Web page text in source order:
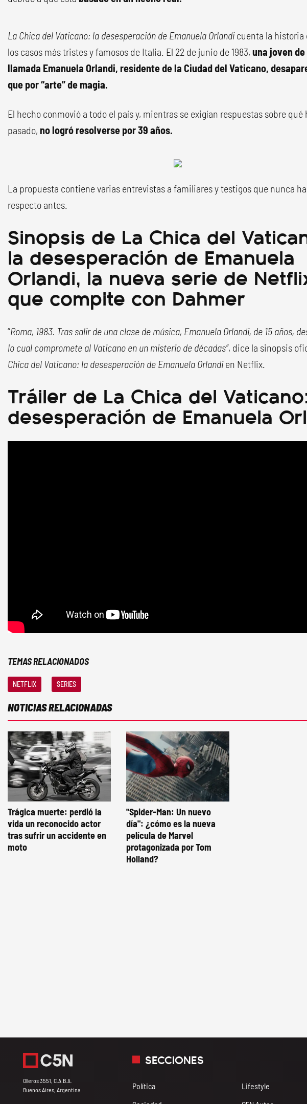
La Chica del Vaticano: la desesperación de Emanuela Orlandicuenta la historia
los casos más tristes y famosos de Italia. El 22 de junio de 1983, una joven de
llamada Emanuela Orlandi, residente de la Ciudad del Vaticano,
que por “arte” de magia.
El hecho conmovió a todo el país y, mientras se exigían respuestas sobre qué
pasado, no logró resolverse por 39 años.
La propuesta contiene varias entrevistas a familiares y testigos que nunca
respecto antes.
Sinopsis de La Chica del
la desesperación de Emanuela
Orlandi, la nueva serie de
que compite con Dahmer
“Roma, 1983. Tras salir de una clase de música, Emanuela Orlandi, de 15 años,
lo cual compromete al Vaticano en un misterio de décadas”, dice la sinopsis
Chica del Vaticano: la desesperación de Emanuela Orlandien Netflix.
Tráiler de La Chica del
desesperación de Emanuela
TEMAS RELACIONADOS
NETFLIX SERIES
NOTICIAS RELACIONADAS
Trágica muerte: perdió la
vida un reconocido actor
tras sufrir un accidente en
moto
"Spider-Man: Un nuevo
día": ¿cómo es la nueva
película de Marvel
protagonizada por Tom
Holland?
Olleros 3551, C.A.B.A.
Buenos Aires, Argentina
SECCIONES
Política
Lifestyle